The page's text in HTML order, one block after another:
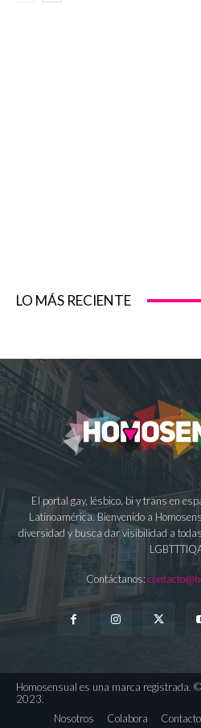
LO MÁS RECIENTE
El portal gay, lésbico, bi y trans en
Latinoamérica. Bienvenido a
diversidad y busca dar visibilidad a
Contáctanos:
Homosensual es una marca registrada.
2023.
Nosotros
Colabora Contacto